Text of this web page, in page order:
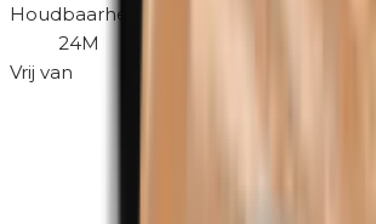
Houdbaarheid na openen
24M
Vrij van